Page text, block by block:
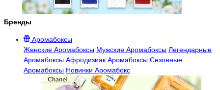
Бренды
Аромабоксы
Женские Аромабоксы Мужские Аромабоксы Легендарные
Аромабоксы Афродизиак Аромабоксы Сезонные
Аромабоксы Новинки Аромабокс